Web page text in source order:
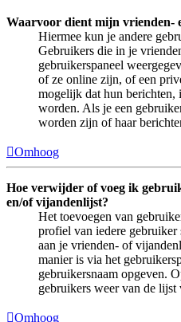
Waarvoor dient mijn vrienden-
Hiermee kun je andere
Gebruikers die in je
gebruikerspaneel
of ze online zijn, of een
mogelijk dat hun berichten,
worden. Als je een
worden zijn of haar
Omhoog
Hoe verwijder of voeg ik
en/of vijandenlijst?
Het toevoegen van
profiel van iedere
aan je vrienden- of
manier is via het
gebruikersnaam opgeven.
gebruikers weer van de lijst
Omhoog